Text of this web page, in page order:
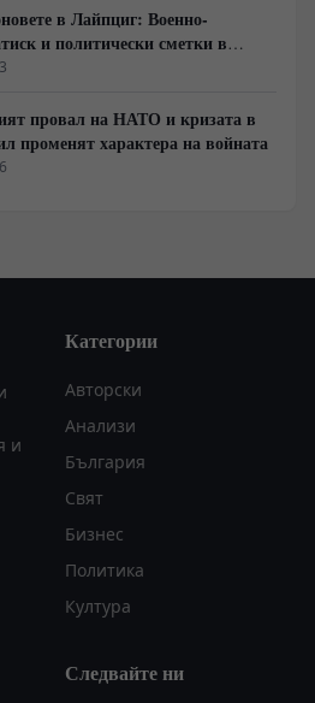
в Лайпциг: Военно-
и политически сметки в
провал на НАТО и кризата в
променят характера на войната
и
Категории
Авторски
Анализи
България
Свят
Бизнес
Политика
Култура
Следвайте ни